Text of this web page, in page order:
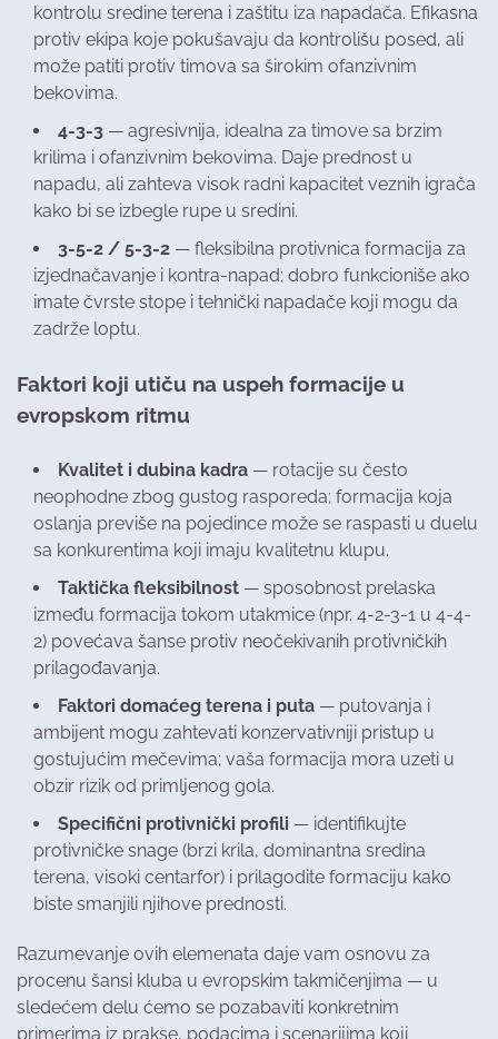
kontrolu sredine terena i zaštitu iza napadača. Efikasna
protiv ekipa koje pokušavaju da kontrolišu posed, ali
može patiti protiv timova sa širokim ofanzivnim
bekovima.
4-3-3 — agresivnija, idealna za timove sa brzim
krilima i ofanzivnim bekovima. Daje prednost u
napadu, ali zahteva visok radni kapacitet veznih igrača
kako bi se izbegle rupe u sredini.
3-5-2 / 5-3-2 — fleksibilna protivnica formacija za
izjednačavanje i kontra-napad; dobro funkcioniše ako
imate čvrste stope i tehnički napadače koji mogu da
zadrže loptu.
Faktori koji utiču na uspeh formacije u
evropskom ritmu
Kvalitet i dubina kadra — rotacije su često
neophodne zbog gustog rasporeda; formacija koja
oslanja previše na pojedince može se raspasti u duelu
sa konkurentima koji imaju kvalitetnu klupu.
Taktička fleksibilnost — sposobnost prelaska
između formacija tokom utakmice (npr. 4-2-3-1 u 4-4-
2) povećava šanse protiv neočekivanih protivničkih
prilagođavanja.
Faktori domaćeg terena i puta — putovanja i
ambijent mogu zahtevati konzervativniji pristup u
gostujućim mečevima; vaša formacija mora uzeti u
obzir rizik od primljenog gola.
Specifični protivnički profili — identifikujte
protivničke snage (brzi krila, dominantna sredina
terena, visoki centarfor) i prilagodite formaciju kako
biste smanjili njihove prednosti.
Razumevanje ovih elemenata daje vam osnovu za
procenu šansi kluba u evropskim takmičenjima — u
sledećem delu ćemo se pozabaviti konkretnim
primerima iz prakse, podacima i scenarijima koji